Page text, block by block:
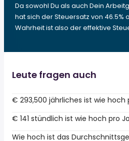
Da sowohl Du als auch Dein
hat sich der Steuersatz von 46.5%
Wahrheit ist also der effektive
Leute fragen auch
€ 293,500 jährliches ist wie hoch
€ 141 stündlich ist wie hoch pro
Wie hoch ist das